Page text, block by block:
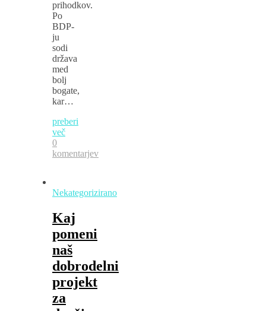
prihodkov.
Po
BDP-
ju
sodi
država
med
bolj
bogate,
kar…
preberi
več
0
komentarjev
Nekategorizirano
Kaj
pomeni
naš
dobrodelni
projekt
za